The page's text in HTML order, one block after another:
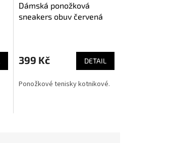
Dámská ponožková
sneakers obuv červená
399 Kč DETAIL
Ponožkové tenisky kotnikové.